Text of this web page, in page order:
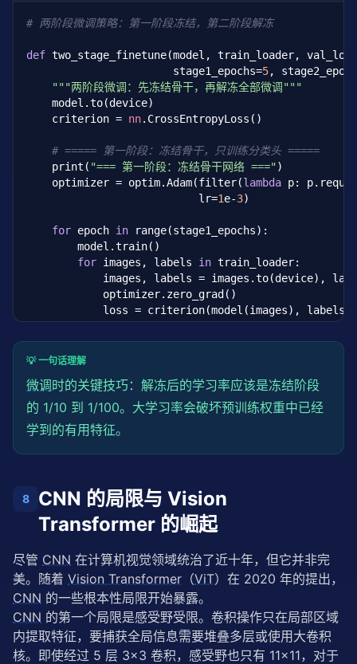
        n_features = model.classifier[
1
if freeze_backbone:
for name, param
if
'fc' not in name and 'classifier'
# 检查哪些层可训练
    trainable = [n
for n, p in
    print(
f"冻结参数: {len(frozen)} 组"
return model.to(device)
model = setup_transfer_learning('resnet18' ,
# 两阶段微调策略：第一阶段冻结，第二阶段解冻
def two_stage_finetune(model, train_loader,
                       stage1_epochs=
5,
"""两阶段微调：先冻结骨干，再解冻全部微调"""
    model.to(device)
    criterion =
nn.CrossEntropyLoss()
# ===== 第一阶段：冻结骨干，只训练分类头 =====
    print(
"=== 第一阶段：冻结骨干网络 ===")
    optimizer = optim.Adam(filter(
lambda p:
                           lr=
1e-3)
for epoch in range(stage1_epochs):
        model.train()
for images, labels in train_loader:
images, labels = images.to(device),
            optimizer.zero_grad()
            loss = criterion(model(images), labels)
            optimizer.step()
        model.eval()
        correct = total =
0
with
for
images, labels = images.to(device),
correct += (pred ==
                total += labels.size(
        print(
f"  Stage1 Epoch {epoch+1}: Val
    print(
"\n=== 第二阶段：解冻全部层微调 ===")
for param in model.parameters():
        param.requires_grad =
    optimizer = optim.Adam(model.parameters(), lr=
scheduler =
💡 一句话理解
微调时的关键技巧：解冻后的学习率应该是冻结阶段
的 1/10 到 1/100。大学习率会破坏预训练权重中已经
学到的有用特征。
8
CNN 的局限与 Vision
Transformer 的崛起
尽管 CNN 在计算机视觉领域统治了近十年，但它并非完
美。随着 Vision Transformer （ViT）在 2020 年的提出，
CNN 的一些根本性局限开始暴露。
CNN 的第一个局限是感受野受限。卷积操作只在局部区域
内提取特征，要捕获全局信息需要堆叠多层或使用大卷积
核。即使经过 5 层 3×3 卷积，感受野也只有 11×11，对于